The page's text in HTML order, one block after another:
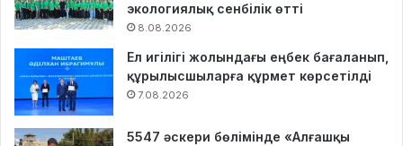
экологиялық сенбілік өтті
8.08.2026
Ел игілігі жолындағы еңбек бағаланып,
құрылысшыларға құрмет көрсетілді
7.08.2026
5547 әскери бөлімінде «Алғашқы